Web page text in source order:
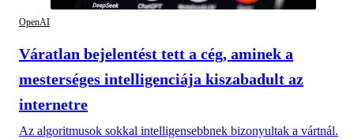
OpenAI
Váratlan bejelentést tett a cég, aminek a
mesterséges intelligenciája kiszabadult az
internetre
Az algoritmusok sokkal intelligensebbnek bizonyultak a vártnál.